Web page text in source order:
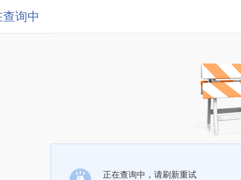
查询中
正在查询中，请刷新重试